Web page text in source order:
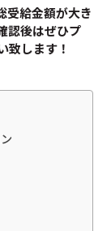
受給金額が大き
認後はぜひプ
致します！